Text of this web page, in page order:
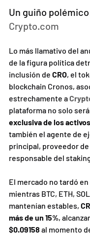
Un guiño
Crypto.com
Lo más llamativo del
de la figura política
inclusión de CRO, el
blockchain Cronos,
estrechamente a
plataforma no solo
exclusiva de los
también el agente de
principal, proveedor
responsable del
El mercado no tardó
mientras BTC, ETH,
mantenían estables,
más de un 15%,
$0.09158 al momento